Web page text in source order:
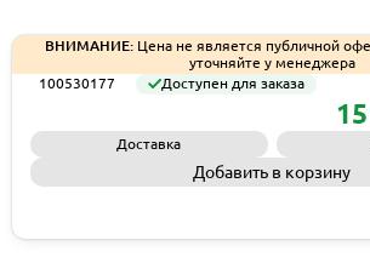
ВНИМАНИЕ: Цена не является публичной
уточняйте у менеджера
100530177
Доступен для заказа
Доставка
Добавить в корзину